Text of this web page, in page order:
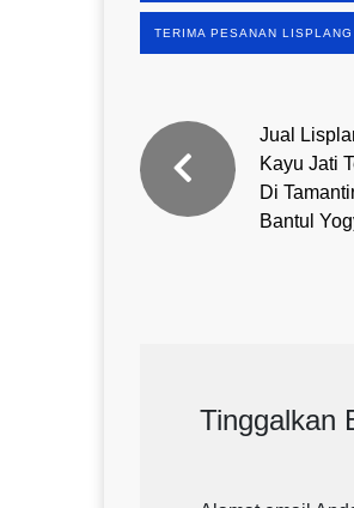
TERIMA PESANAN
Jual
Kayu Jati
Di
Bantul
Tinggalkan